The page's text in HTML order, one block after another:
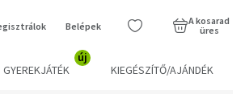
Belépek
A kosarad
üres
GYEREKJÁTÉK
új
KIEGÉSZÍTŐ/AJÁNDÉK